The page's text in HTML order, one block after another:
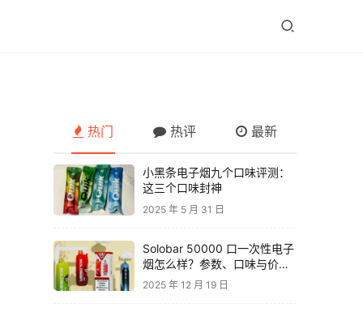
热门 热评 最新
小黑条电子烟九个口味评测：
这三个口味封神
2025 年 5 月 31 日
Solobar 50000 口一次性电子
烟怎么样？参数、口味与价格
解析
2025 年 12 月 19 日